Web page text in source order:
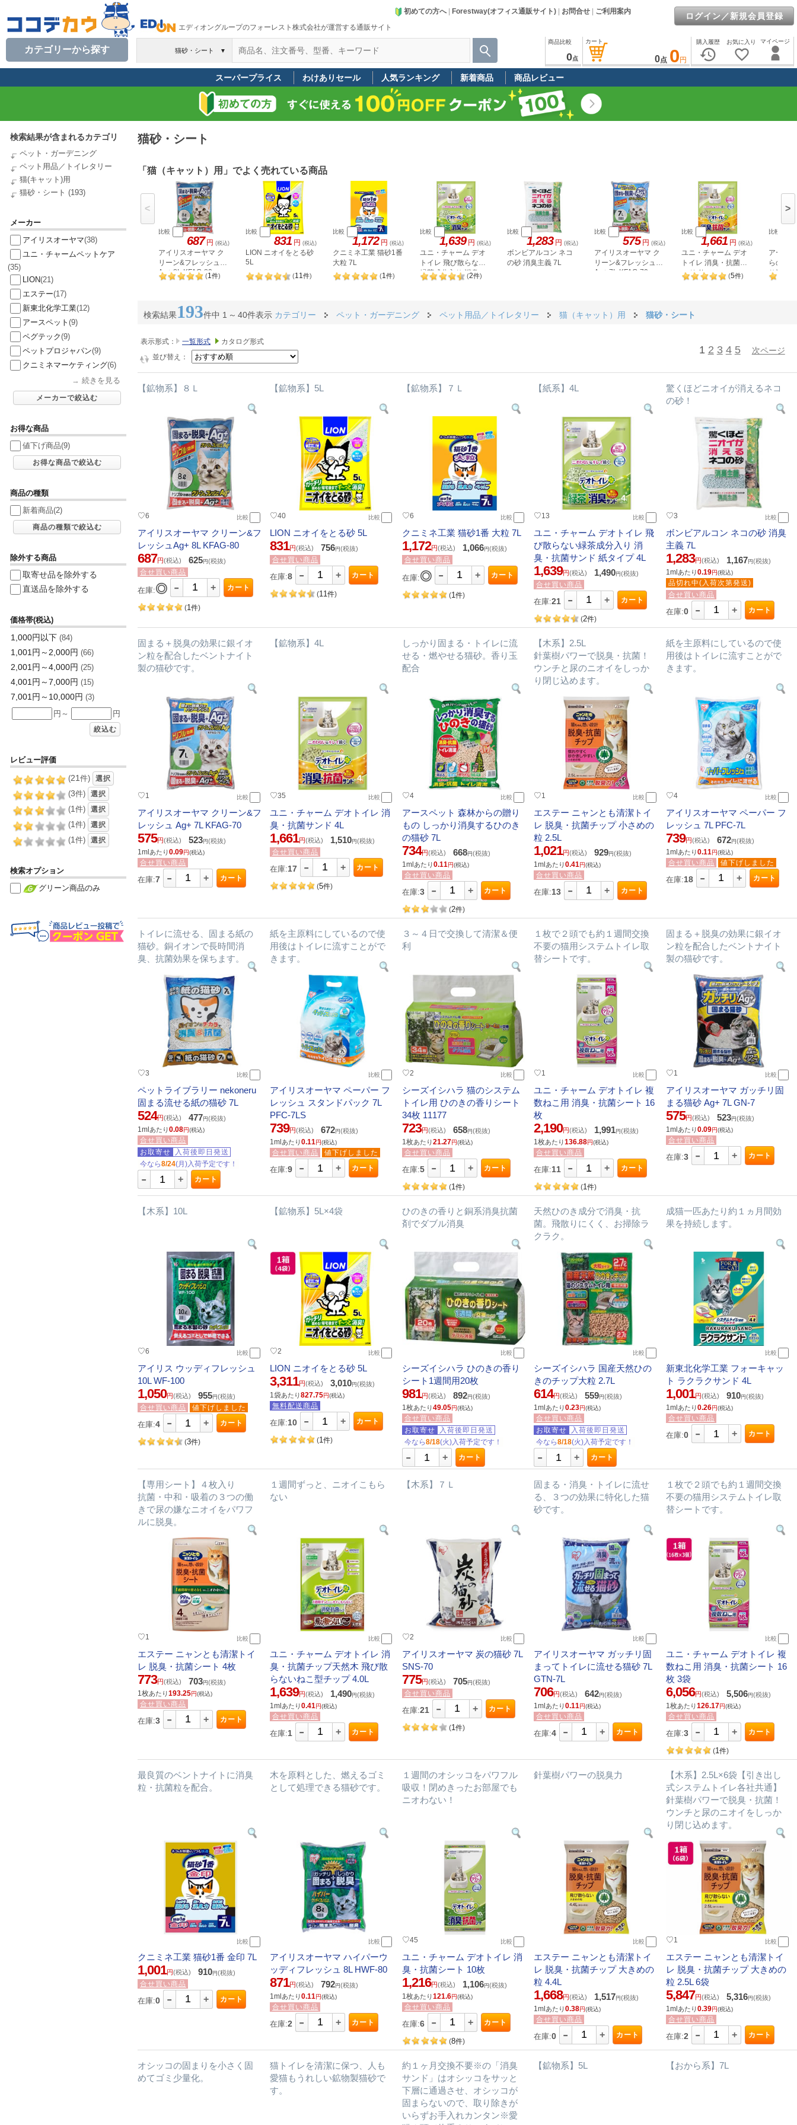
エディオングループのフォーレスト株式会社が運営する通販サイト
初めての方へ| Forestway(オフィス通販サイト) お問合せ ご利用案内 ログイン／新規会員登録
猫砂・シート ▼
カテゴリーから探す
マイページ
お気に入り
favorite_border
購入履歴
history
カート
0点 0 円
商品比較
0点
スーパープライス わけありセール 人気ランキング 新着商品 商品レビュー
検索結果が含まれるカテゴリ
ペット・ガーデニング
ペット用品／トイレタリー
猫(キャット)用
猫砂・シート (193)
メーカー
アイリスオーヤマ(38)
ユニ・チャームペットケア
(35)
LION(21)
エステー(17)
新東北化学工業(12)
アースペット (9)
ペグテック(9)
ペットプロジャパン(9)
クニミネマーケティング(6)
→ 続きを見る
メーカーで絞込む
お得な商品
値下げ商品(9)
お得な商品で絞込む
商品の種類
新着商品(2)
商品の種類で絞込む
除外する商品
取寄せ品を除外する
直送品を除外する
価格帯(税込)
1,000円以下 (84)
1,001円～2,000円 (66)
2,001円～4,000円 (25)
4,001円～7,000円 (15)
7,001円～10,000円 (3)
円～
円
絞込む
レビュー評価
(21 件) 選択
(3件) 選択
(1 件) 選択
(1 件) 選択
(1 件) 選択
検索オプション
グリーン商品のみ
猫砂・シート
「猫（キャット）用」でよく売れている商品
比較
687 円 (税込)
アイリスオーヤマ ク
リーン&フレッシュ
Ag+ 8L KFAG-80
(1件)
比較
831 円 (税込)
LION ニオイをとる砂
5L
(11件)
比較
1,172 円 (税込)
クニミネ工業 猫砂1番
大粒 7L
(1件)
比較
1,639 円 (税込)
ユニ・チャーム デオ
トイレ 飛び散らない
緑茶成分入り 消臭・
抗菌サンド 紙タイプ
(2件)
比較
1,283 円 (税込)
ボンビアルコン ネコ
の砂 消臭主義 7L
比較
575 円 (税込)
アイリスオーヤマ ク
リーン&フレッシュ
Ag+ 7L KFAG-70
比較
1,661 円 (税込)
ユニ・チャーム デオ
トイレ 消臭・抗菌サ
ンド 4L
(5件)
比較
アース
らの贈
り消臭
砂 7L
< >
検索結果193件中 1 ～ 40件表示 カテゴリー ペット・ガーデニング ペット用品／トイレタリー 猫（キャット）用 猫砂・シート
表示形式： 一覧形式
カタログ形式
並び替え：
1 2 3 4 5 次ページ
【鉱物系】８Ｌ
♡6 比較
アイリスオーヤマ クリーン&フ
レッシュAg+ 8L KFAG-80
687円(税込) 625円(税抜)
合せ買い商品
在庫:◎ - + カート
(1 件)
【鉱物系】5L
♡40 比較
LION ニオイをとる砂 5L
831円(税込) 756円(税抜)
合せ買い商品
在庫:8 - + カート
(11件)
【鉱物系】７Ｌ
♡6 比較
クニミネ工業 猫砂1番 大粒 7L
1,172円(税込) 1,066円(税抜)
合せ買い商品
在庫:◎ - + カート
(1件)
【紙系】4L
♡13 比較
ユニ・チャーム デオトイレ 飛
び散らない緑茶成分入り 消
臭・抗菌サンド 紙タイプ 4L
1,639円(税込) 1,490円(税抜)
合せ買い商品
在庫:21 - + カート
(2件)
驚くほどニオイが消えるネコ
の砂！
♡3 比較
ボンビアルコン ネコの砂 消臭
主義 7L
1,283円(税込) 1,167円(税抜)
1mlあたり0.19円(税込)
品切れ中(入荷次第発送)
合せ買い商品
在庫:0 - + カート
固まる＋脱臭の効果に銀イオ
ン粒を配合したベントナイト
製の猫砂です。
♡1 比較
アイリスオーヤマ クリーン&フ
レッシュ Ag+ 7L KFAG-70
575円(税込) 523円(税抜)
1mlあたり0.09円(税込)
合せ買い商品
在庫:7 - + カート
【鉱物系】4L
♡35 比較
ユニ・チャーム デオトイレ 消
臭・抗菌サンド 4L
1,661円(税込) 1,510円(税抜)
合せ買い商品
在庫:17 - + カート
(5件)
しっかり固まる・トイレに流
せる・燃やせる猫砂。香り玉
配合
♡4 比較
アースペット 森林からの贈り
もの しっかり消臭するひのき
の猫砂 7L
734円(税込) 668円(税抜)
1mlあたり0.11円(税込)
合せ買い商品
在庫:3 - + カート
(2件)
【木系】2.5L
針葉樹パワーで脱臭・抗菌！
ウンチと尿のニオイをしっか
り閉じ込めます。
♡1 比較
エステー ニャンとも清潔トイ
レ 脱臭・抗菌チップ 小さめの
粒 2.5L
1,021円(税込) 929円(税抜)
1mlあたり0.41円(税込)
合せ買い商品
在庫:13 - + カート
紙を主原料にしているので使
用後はトイレに流すことがで
きます。
♡4 比較
アイリスオーヤマ ペーパー フ
レッシュ 7L PFC-7L
739円(税込) 672円(税抜)
1mlあたり0.11円(税込)
合せ買い商品 値下げしました
在庫:18 - + カート
トイレに流せる、固まる紙の
猫砂。銅イオンで長時間消
臭、抗菌効果を保ちます。
♡3 比較
ペットライブラリー nekoneru
固まる流せる紙の猫砂 7L
524円(税込) 477円(税抜)
1ml あたり0.08円(税込)
合せ買い商品
お取寄せ
入荷後即日発送
今なら8/24(月)入荷予定です！
- + カート
紙を主原料にしているので使
用後はトイレに流すことがで
きます。
比較
アイリスオーヤマ ペーパー フ
レッシュ スタンドパック 7L
PFC-7LS
739円(税込) 672円(税抜)
1ml あたり0.11円(税込)
合せ買い商品 値下げしました
在庫:9 - + カート
３～４日で交換して清潔＆便
利
♡2 比較
シーズイシハラ 猫のシステム
トイレ用 ひのきの香りシート
34枚 11177
723円(税込) 658円(税抜)
1枚あたり21.27円(税込)
合せ買い商品
在庫:5 - + カート
(1件)
１枚で２頭でも約１週間交換
不要の猫用システムトイレ取
替シートです。
♡1 比較
ユニ・チャーム デオトイレ 複
数ねこ用 消臭・抗菌シート 16
枚
2,190円(税込) 1,991円(税抜)
1枚あたり136.88円(税込)
合せ買い商品
在庫:11 - + カート
(1件)
固まる＋脱臭の効果に銀イオ
ン粒を配合したベントナイト
製の猫砂です。
♡1 比較
アイリスオーヤマ ガッチリ固
まる猫砂 Ag+ 7L GN-7
575円(税込) 523円(税抜)
1mlあたり0.09円(税込)
合せ買い商品
在庫:3 - + カート
【木系】10L
♡6 比較
アイリス ウッディフレッシュ
10L WF-100
1,050円(税込) 955円(税抜)
合せ買い商品 値下げしました
在庫:4 - + カート
(3件)
【鉱物系】5L×4袋
♡2 比較
LION ニオイをとる砂 5L
3,311円(税込) 3,010円(税抜)
1袋あたり827.75円(税込)
無料配送商品
在庫:10 - + カート
(1件)
ひのきの香りと銅系消臭抗菌
剤でダブル消臭
比較
シーズイシハラ ひのきの香り
シート1週間用20枚
981円(税込) 892円(税抜)
1枚あたり49.05円(税込)
合せ買い商品
お取寄せ
入荷後即日発送
今なら8/18(火)入荷予定です！
- + カート
天然ひのき成分で消臭・抗
菌。飛散りにくく、お掃除ラ
クラク。
比較
シーズイシハラ 国産天然ひの
きのチップ大粒 2.7L
614円(税込) 559円(税抜)
1mlあたり0.23円(税込)
合せ買い商品
お取寄せ
入荷後即日発送
今なら8/18(火)入荷予定です！
- + カート
成猫一匹あたり約１ヵ月間効
果を持続します。
比較
新東北化学工業 フォーキャッ
ト ラクラクサンド 4L
1,001円(税込) 910円(税抜)
1mlあたり0.26円(税込)
合せ買い商品
在庫:0 - + カート
【専用シート】４枚入り
抗菌・中和・吸着の３つの働
きで尿の嫌なニオイをパワフ
ルに脱臭。
♡1 比較
エステー ニャンとも清潔トイ
レ 脱臭・抗菌シート 4枚
773円(税込) 703円(税抜)
1枚あたり193.25円(税込)
合せ買い商品
在庫:3 - + カート
１週間ずっと、ニオイこもら
ない
比較
ユニ・チャーム デオトイレ 消
臭・抗菌チップ天然木 飛び散
らないねこ型チップ 4.0L
1,639円(税込) 1,490円(税抜)
1mlあたり0.41円(税込)
合せ買い商品
在庫:1 - + カート
【木系】７Ｌ
♡2 比較
アイリスオーヤマ 炭の猫砂 7L
SNS-70
775円(税込) 705円(税抜)
合せ買い商品
在庫:21 - + カート
(1件)
固まる・消臭・トイレに流せ
る、３つの効果に特化した猫
砂です。
比較
アイリスオーヤマ ガッチリ固
まってトイレに流せる猫砂 7L
GTN-7L
706円(税込) 642円(税抜)
1mlあたり0.11円(税込)
合せ買い商品
在庫:4 - + カート
１枚で２頭でも約１週間交換
不要の猫用システムトイレ取
替シートです。
比較
ユニ・チャーム デオトイレ 複
数ねこ用 消臭・抗菌シート 16
枚 3袋
6,056円(税込) 5,506円(税抜)
1枚あたり126.17円(税込)
合せ買い商品
在庫:3 - + カート
(1件)
最良質のベントナイトに消臭
粒・抗菌粒を配合。
比較
クニミネ工業 猫砂1番 金印 7L
1,001円(税込) 910円(税抜)
合せ買い商品
在庫:0 - + カート
木を原料とした、燃えるゴミ
として処理できる猫砂です。
比較
アイリスオーヤマ ハイパーウ
ッディフレッシュ 8L HWF-80
871円(税込) 792円(税抜)
1mlあたり0.11円(税込)
合せ買い商品
在庫:2 - + カート
１週間のオシッコをパワフル
吸収！閉めきったお部屋でも
ニオわない！
♡45 比較
ユニ・チャーム デオトイレ 消
臭・抗菌シート 10枚
1,216円(税込) 1,106円(税抜)
1枚あたり121.6円(税込)
合せ買い商品
在庫:6 - + カート
(8件)
針葉樹パワーの脱臭力
比較
エステー ニャンとも清潔トイ
レ 脱臭・抗菌チップ 大きめの
粒 4.4L
1,668円(税込) 1,517円(税抜)
1mlあたり0.38円(税込)
合せ買い商品
在庫:0 - + カート
【木系】2.5L×6袋【引き出し
式システムトイレ各社共通】
針葉樹パワーで脱臭・抗菌！
ウンチと尿のニオイをしっか
り閉じ込めます。
♡1 比較
エステー ニャンとも清潔トイ
レ 脱臭・抗菌チップ 大きめの
粒 2.5L 6袋
5,847円(税込) 5,316円(税抜)
1mlあたり0.39円(税込)
合せ買い商品
在庫:2 - + カート
オシッコの固まりを小さく固
めてゴミ少量化。
猫トイレを清潔に保つ、人も
愛猫もうれしい鉱物製猫砂で
す。
約１ヶ月交換不要※の「消臭
サンド」はオシッコをサッと
下層に通過させ、オシッコが
固まらないので、取り除きが
いらずお手入れカンタン※愛
【鉱物系】5L 【おから系】7L